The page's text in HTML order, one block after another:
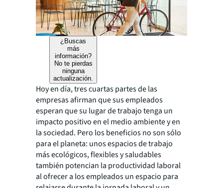
¿Buscas
más
información?
No te pierdas
ninguna
actualización.
Hoy en día, tres cuartas partes de las
empresas afirman que sus empleados
esperan que su lugar de trabajo tenga un
impacto positivo en el medio ambiente y en
la sociedad. Pero los beneficios no son sólo
para el planeta: unos espacios de trabajo
más ecológicos, flexibles y saludables
también potencian la productividad laboral
al ofrecer a los empleados un espacio para